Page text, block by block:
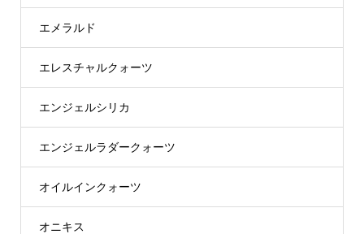
エメラルド
エレスチャルクォーツ
エンジェルシリカ
エンジェルラダークォーツ
オイルインクォーツ
オニキス